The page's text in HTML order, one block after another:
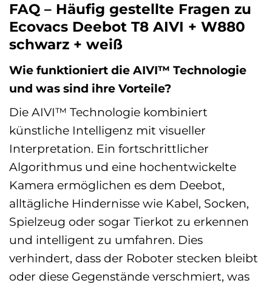
FAQ – Häufig gestellte Fragen zu
Ecovacs Deebot T8 AIVI + W880
schwarz + weiß
Wie funktioniert die AIVI™ Technologie
und was sind ihre Vorteile?
Die AIVI™ Technologie kombiniert
künstliche Intelligenz mit visueller
Interpretation. Ein fortschrittlicher
Algorithmus und eine hochentwickelte
Kamera ermöglichen es dem Deebot,
alltägliche Hindernisse wie Kabel, Socken,
Spielzeug oder sogar Tierkot zu erkennen
und intelligent zu umfahren. Dies
verhindert, dass der Roboter stecken bleibt
oder diese Gegenstände verschmiert, was